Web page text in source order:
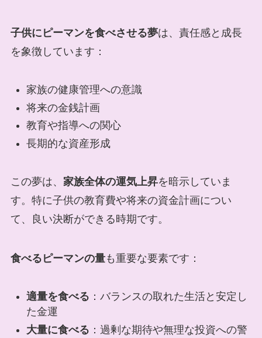
子供にピーマンを食べさせる夢は、責任感と成長
を象徴しています：
家族の健康管理への意識
将来の金銭計画
教育や指導への関心
長期的な資産形成
この夢は、 家族全体の運気上昇を暗示していま
す。特に子供の教育費や将来の資金計画につい
て、良い決断ができる時期です。
食べるピーマンの量も重要な要素です：
適量を食べる ：バランスの取れた生活と安定し
た金運
大量に食べる ：過剰な期待や無理な投資への警